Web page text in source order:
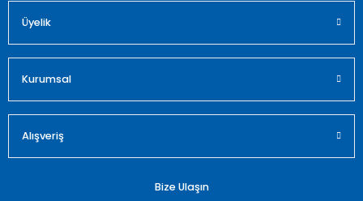
Üyelik
Kurumsal
Alışveriş
Bize Ulaşın